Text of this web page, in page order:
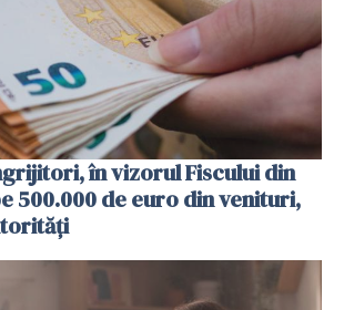
în vizorul Fiscului din
500.000 de euro din venituri,